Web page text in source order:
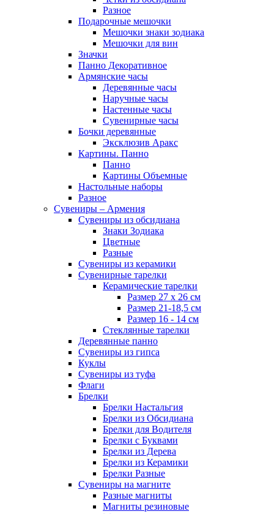
Разное
Подарочные мешочки
Мешочки знаки зодиака
Мешочки для вин
Значки
Панно Декоративное
Армянские часы
Деревянные часы
Наручные часы
Настенные часы
Сувенирные часы
Бочки деревянные
Эксклюзив Аракс
Картины. Панно
Панно
Картины Объемные
Настольные наборы
Разное
Сувениры – Армения
Сувениры из обсидиана
Знаки Зодиака
Цветные
Разные
Сувениры из керамики
Сувенирные тарелки
Керамические тарелки
Размер 27 х 26 см
Размер 21-18,5 см
Размер 16 - 14 см
Стеклянные тарелки
Деревянные панно
Сувениры из гипса
Куклы
Сувениры из туфа
Флаги
Брелки
Брелки Настальгия
Брелки из Обсидиана
Брелки для Водителя
Брелки с Буквами
Брелки из Дерева
Брелки из Керамики
Брелки Разные
Сувениры на магните
Разные магниты
Магниты резиновые